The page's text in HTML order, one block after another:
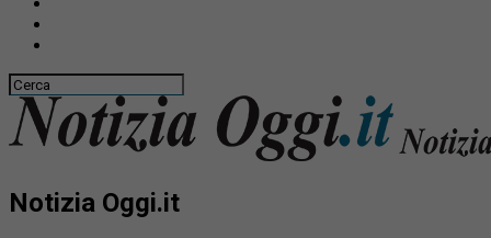
Notizia Oggi.it